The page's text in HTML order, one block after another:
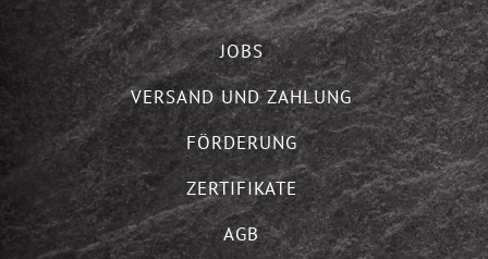
JOBS
VERSAND UND ZAHLUNG
FÖRDERUNG
ZERTIFIKATE
AGB